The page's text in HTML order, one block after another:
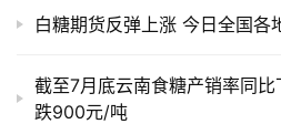
白糖期货反弹上涨 今日全国各
截至7月底云南食糖产销率同
跌900元/吨